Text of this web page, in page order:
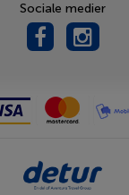
Sociale medier